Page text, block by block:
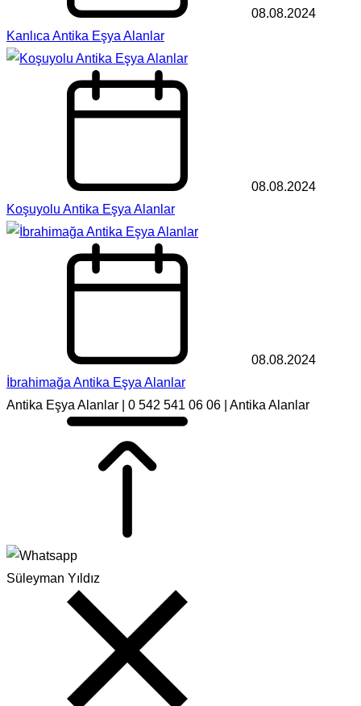
08.08.2024
Kanlıca Antika Eşya Alanlar
08.08.2024
Koşuyolu Antika Eşya Alanlar
08.08.2024
İbrahimağa Antika Eşya Alanlar
Antika Eşya Alanlar | 0 542 541 06 06 | Antika Alanlar
Süleyman Yıldız